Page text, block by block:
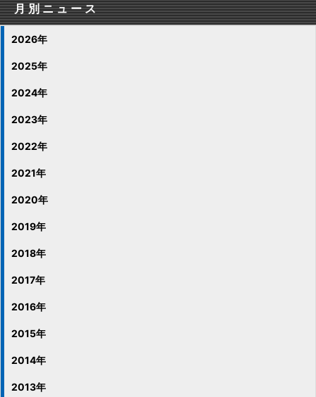
月別ニュース
2026年
2025年
2024年
2023年
2022年
2021年
2020年
2019年
2018年
2017年
2016年
2015年
2014年
2013年